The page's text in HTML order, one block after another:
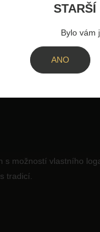
s možností vlastního
tradicí.
STARŠÍ
Bylo vám
ANO